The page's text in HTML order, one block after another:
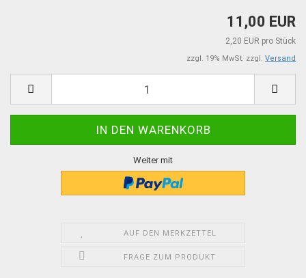
11,00 EUR
2,20 EUR pro Stück
zzgl. 19% MwSt. zzgl. Versand
Weiter mit
AUF DEN MERKZETTEL
FRAGE ZUM PRODUKT